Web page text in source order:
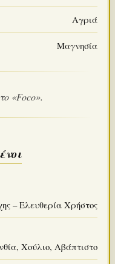
Αγριά
Μαγνησία
«Foco».
– Ελευθερία Χρήστος
Χούλιο, Αβάπτιστο